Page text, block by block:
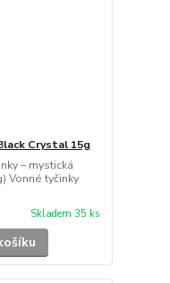
Crystal 15g
– mystická
Vonné tyčinky
Skladem 35 ks